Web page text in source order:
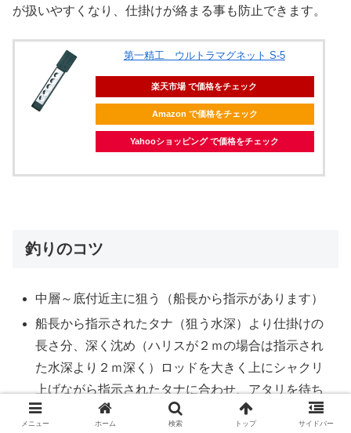
が扱いやすくなり、仕掛けが絡まる事も防止できます。
第一精工 ウルトラマグネット S-5
楽天市場 で価格をチェック
Amazon で価格をチェック
Yahooショッピング で価格をチェック
釣りのコツ
中層～底付近主に狙う（船長から指示があります）
船長から指示されたタナ（狙う水深）より仕掛けの
長さ分、深く沈め（ハリスが２ｍの場合は指示され
た水深より２ｍ深く）ロッドを大きく上にシャクリ
上げながら指示されたタナに合わせ、アタリを待ち
ます。
メニュー ホーム 検索 トップ サイドバー